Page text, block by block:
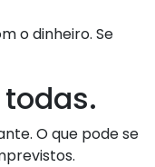
o dinheiro. Se
O que pode se